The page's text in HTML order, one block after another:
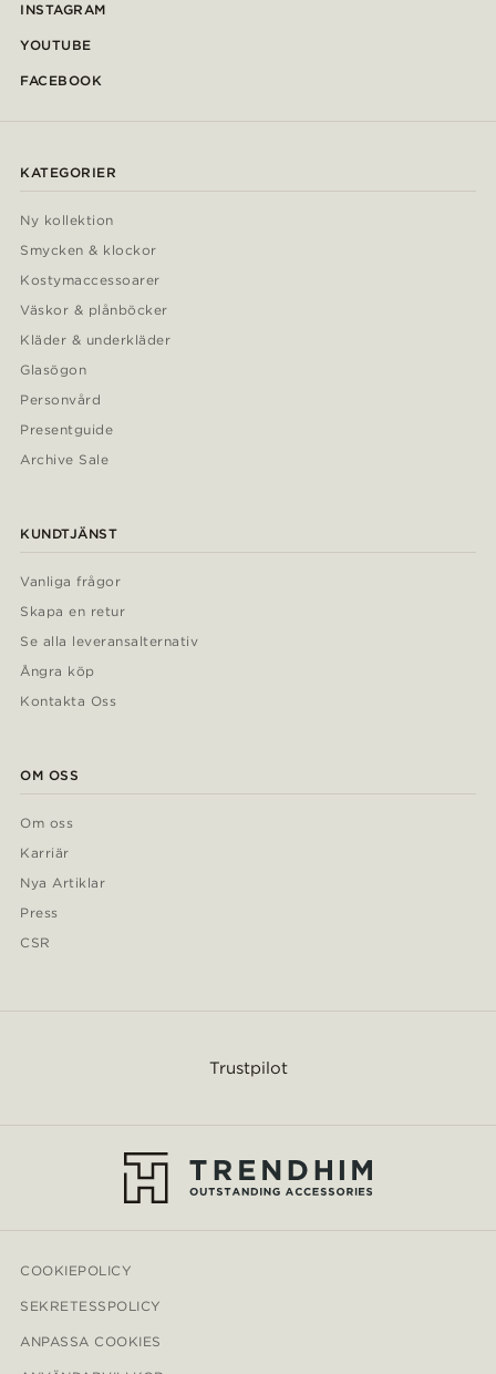
INSTAGRAM
YOUTUBE
FACEBOOK
KATEGORIER
Ny kollektion
Smycken & klockor
Kostymaccessoarer
Väskor & plånböcker
Kläder & underkläder
Glasögon
Personvård
Presentguide
Archive Sale
KUNDTJÄNST
Vanliga frågor
Skapa en retur
Se alla leveransalternativ
Ångra köp
Kontakta Oss
OM OSS
Om oss
Karriär
Nya Artiklar
Press
CSR
Trustpilot
COOKIEPOLICY
SEKRETESSPOLICY
ANPASSA COOKIES